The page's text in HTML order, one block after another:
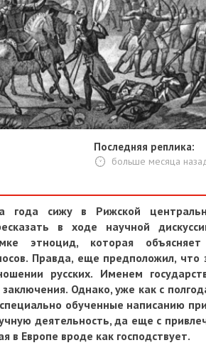
Последняя реплика:
больше месяца
года сижу в Рижской
в ходе научной
этноцид, которая
Правда, еще предположил, что
русских. Именем
Однако, уже как с
обученные написанию
деятельность, да еще с
в Европе вроде как господствует.